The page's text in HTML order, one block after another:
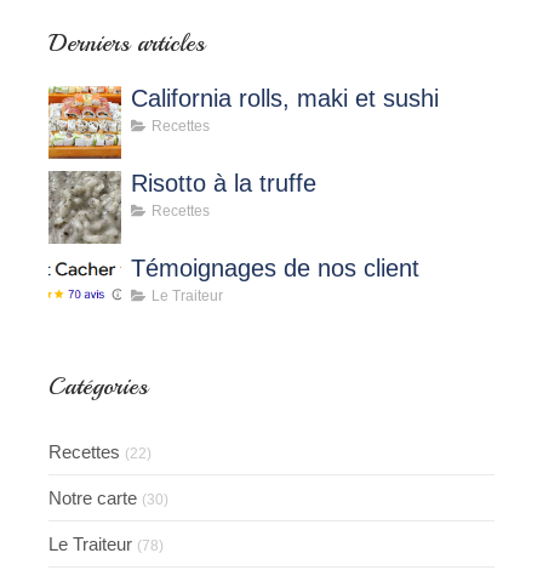
Derniers articles
California rolls, maki et sushi
Recettes
Risotto à la truffe
Recettes
Témoignages de nos client
Le Traiteur
Catégories
Recettes (22)
Notre carte (30)
Le Traiteur (78)